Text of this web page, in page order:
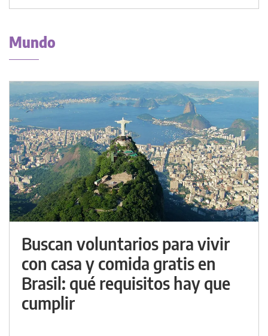
Mundo
Buscan voluntarios para vivir
con casa y comida gratis en
Brasil: qué requisitos hay que
cumplir